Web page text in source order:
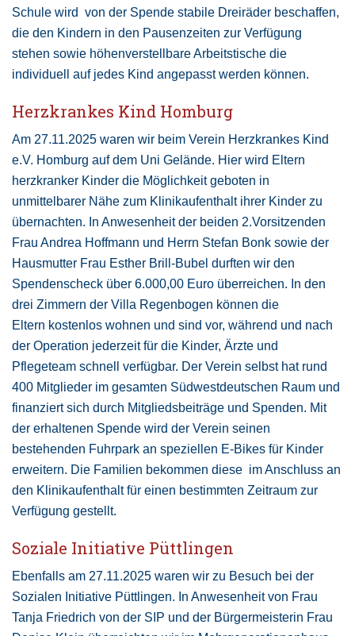
Schule wird von der Spende stabile Dreiräder beschaffen,
die den Kindern in den Pausenzeiten zur Verfügung
stehen sowie höhenverstellbare Arbeitstische die
individuell auf jedes Kind angepasst werden können.
Herzkrankes Kind Homburg
Am 27.11.2025 waren wir beim Verein Herzkrankes Kind
e.V. Homburg auf dem Uni Gelände. Hier wird Eltern
herzkranker Kinder die Möglichkeit geboten in
unmittelbarer Nähe zum Klinikaufenthalt ihrer Kinder zu
übernachten. In Anwesenheit der beiden 2.Vorsitzenden
Frau Andrea Hoffmann und Herrn Stefan Bonk sowie der
Hausmutter Frau Esther Brill-Bubel durften wir den
Spendenscheck über 6.000,00 Euro überreichen. In den
drei Zimmern der Villa Regenbogen können die
Eltern kostenlos wohnen und sind vor, während und nach
der Operation jederzeit für die Kinder, Ärzte und
Pflegeteam schnell verfügbar. Der Verein selbst hat rund
400 Mitglieder im gesamten Südwestdeutschen Raum und
finanziert sich durch Mitgliedsbeiträge und Spenden. Mit
der erhaltenen Spende wird der Verein seinen
bestehenden Fuhrpark an speziellen E-Bikes für Kinder
erweitern. Die Familien bekommen diese im Anschluss an
den Klinikaufenthalt für einen bestimmten Zeitraum zur
Verfügung gestellt.
Soziale Initiative Püttlingen
Ebenfalls am 27.11.2025 waren wir zu Besuch bei der
Sozialen Initiative Püttlingen. In Anwesenheit von Frau
Tanja Friedrich von der SIP und der Bürgermeisterin Frau